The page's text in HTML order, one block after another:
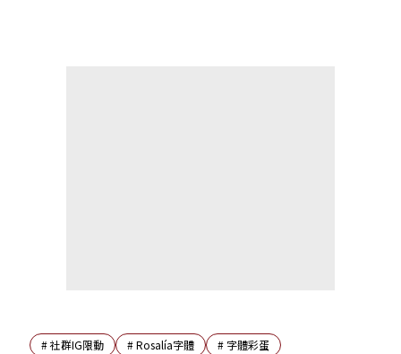
#社群IG限動 #Rosalía字體 # 字體彩蛋